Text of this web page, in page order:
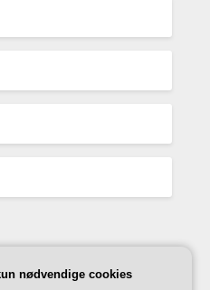
nødvendige cookies